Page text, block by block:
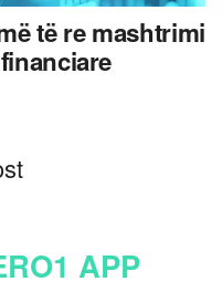
të re mashtrimi
APP